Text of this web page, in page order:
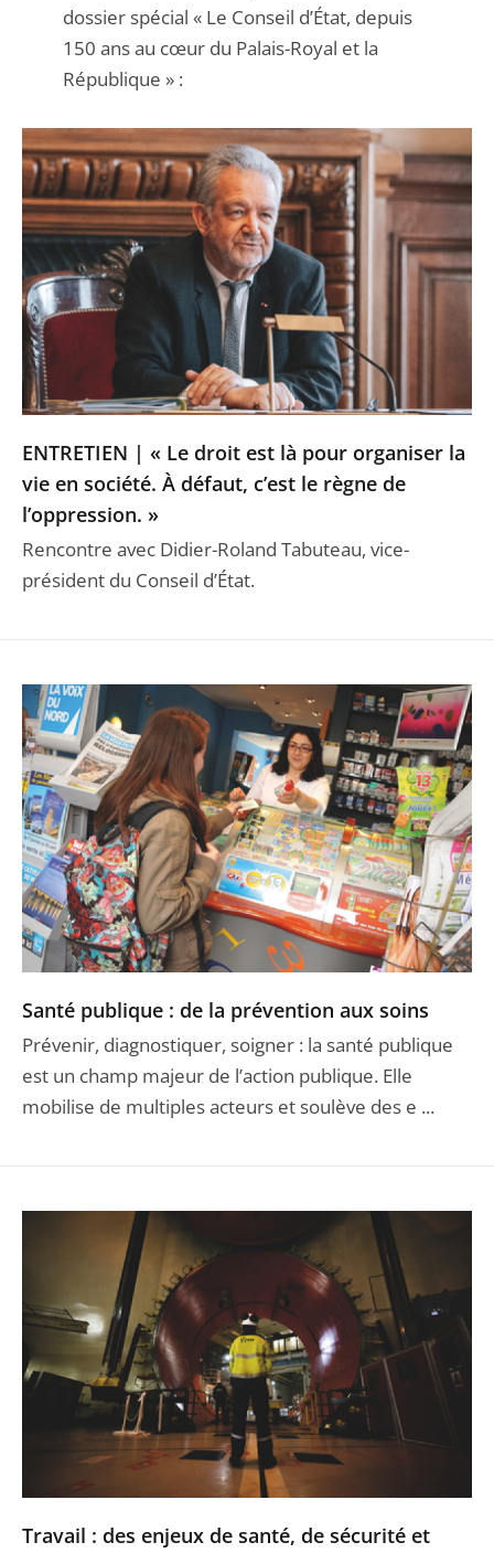
dossier spécial « Le Conseil d’État, depuis
150 ans au cœur du Palais-Royal et la
République » :
ENTRETIEN | « Le droit est là pour organiser la
vie en société. À défaut, c’est le règne de
l’oppression. »
Rencontre avec Didier-Roland Tabuteau, vice-
président du Conseil d’État.
Santé publique : de la prévention aux soins
Prévenir, diagnostiquer, soigner : la santé publique
est un champ majeur de l’action publique. Elle
mobilise de multiples acteurs et soulève des e ...
Travail : des enjeux de santé, de sécurité et